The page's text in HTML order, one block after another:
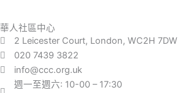
華人社區中心
2 Leicester Court, London, WC2H 7DW
020 7439 3822
info@ccc.org.uk
週一至週六: 10-00 – 17:30